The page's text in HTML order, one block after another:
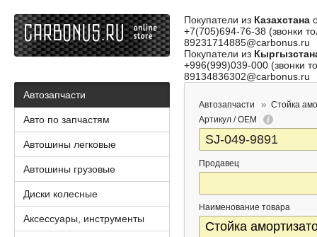
Покупатели из Казахстана
+7(705)694-76-38 (звонки
89231714885@carbonus.ru
Покупатели из
+996(999)039-000 (звонки
89134836302@carbonus.ru
Автозапчасти
Стойка
Артикул / OEM
Продавец
Наименование товара
Автозапчасти
Авто по запчастям
Автошины легковые
Автошины грузовые
Диски колесные
Аксессуары, инструменты